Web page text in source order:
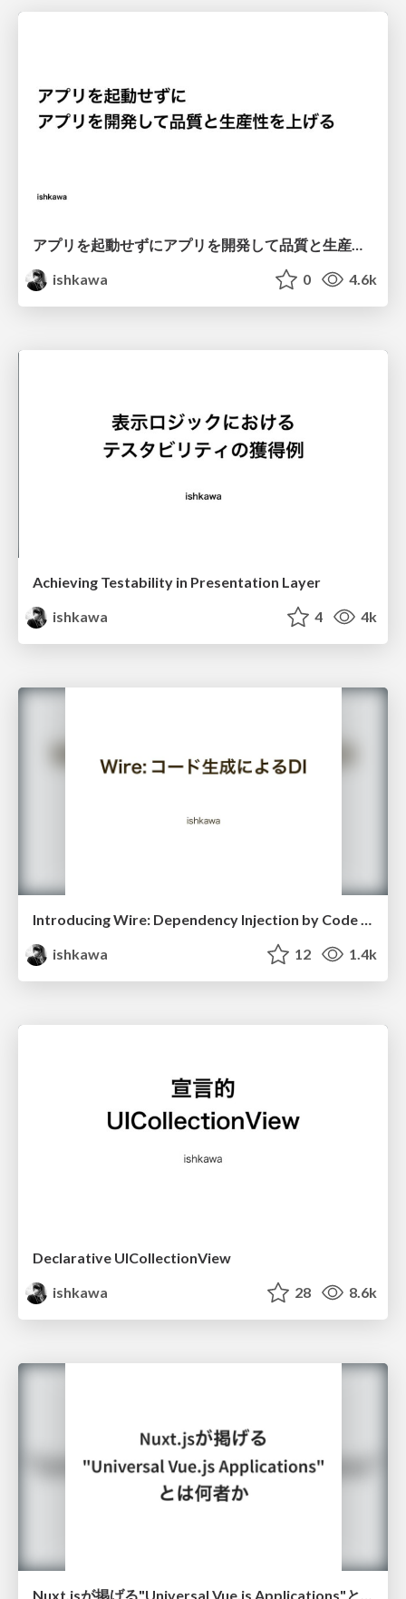
ishkawa
0 4.6k
Achieving Testability in Presentation Layer
ishkawa
4 4k
Introducing Wire: Dependency Injection by Code Generator
ishkawa
12 1.4k
Declarative UICollectionView
ishkawa
28 8.6k